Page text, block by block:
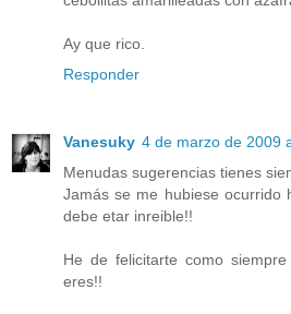
Ay que rico.
Responder
Vanesuky 4 de marzo de 2009
Menudas sugerencias tienes
Jamás se me hubiese ocurrido
debe etar inreible!!
He de felicitarte como
eres!!